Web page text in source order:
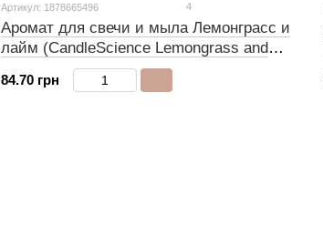
Артикул: 1878665496 4
Аромат для свечи и мыла Лемонграсс и
лайм (CandleScience Lemongrass and
84.70 грн